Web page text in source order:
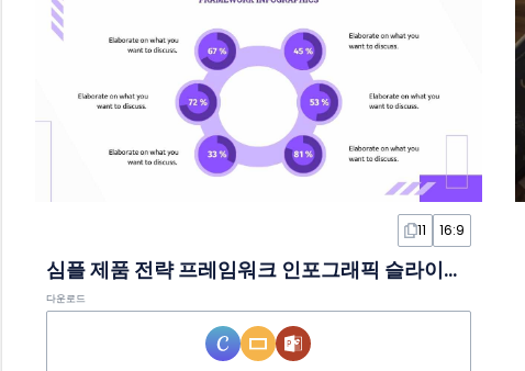
11 16:9
심플 제품 전략 프레임워크 인포그래픽 슬라이드 템플릿
다운로드